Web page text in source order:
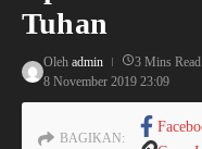
Tuhan
Oleh admin 3 Mins Read
8 November 2019 23:09
BAGIKAN: